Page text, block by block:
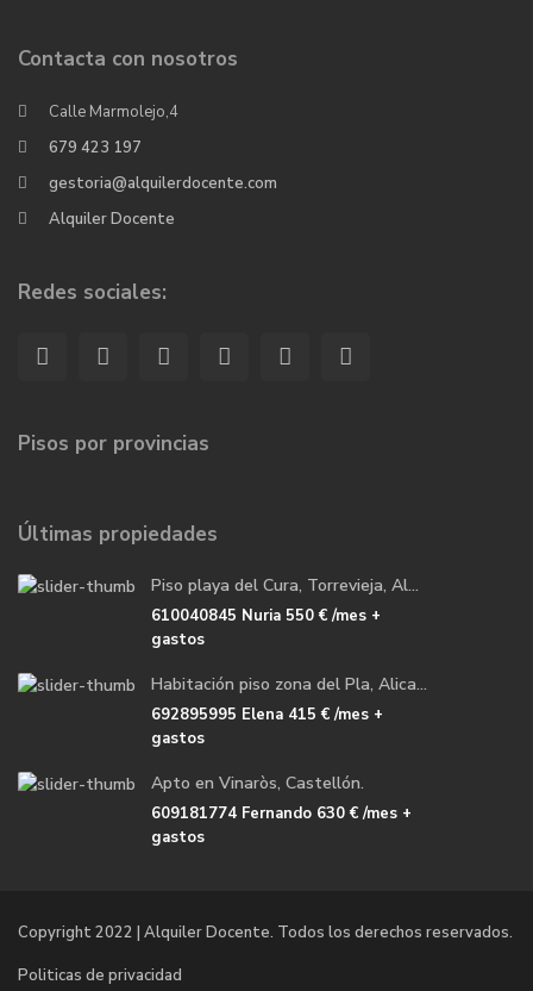
Contacta con nosotros
Calle Marmolejo,4
679 423 197
gestoria@alquilerdocente.com
Alquiler Docente
Redes sociales:
Pisos por provincias
Últimas propiedades
Piso playa del Cura, Torrevieja, Al...
610040845 Nuria 550 €/mes +
gastos
Habitación piso zona del Pla, Alica...
692895995 Elena 415 €/mes +
gastos
Apto en Vinaròs, Castellón.
609181774 Fernando 630 €/mes +
gastos
Copyright 2022 | Alquiler Docente. Todos los derechos reservados.
Politicas de privacidad